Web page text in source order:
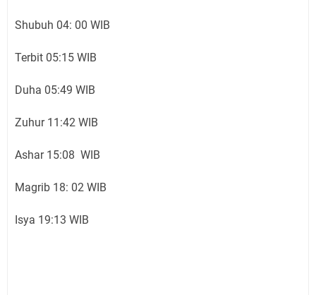
Shubuh 04: 00 WIB
Terbit 05:15 WIB
Duha 05:49 WIB
Zuhur 11:42 WIB
Ashar 15:08 WIB
Magrib 18: 02 WIB
Isya 19:13 WIB